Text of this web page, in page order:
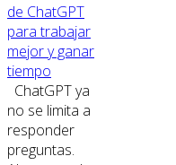
de ChatGPT
para trabajar
mejor y ganar
tiempo
ChatGPT ya
no se limita a
responder
preguntas.